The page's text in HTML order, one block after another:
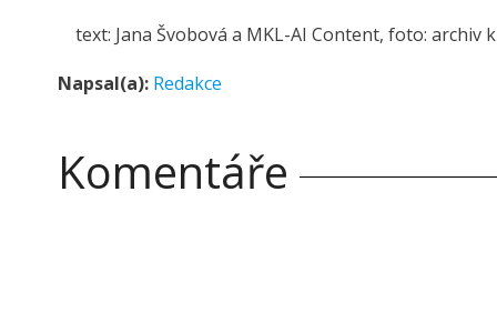
text: Jana Švobová a MKL-AI Content, foto: archiv
Napsal(a): Redakce
Komentáře